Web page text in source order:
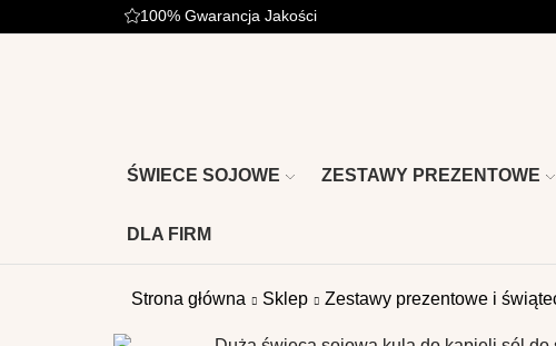
100% Gwarancja Jakości
ŚWIECE SOJOWE ZESTAWY PREZENTOWE
DLA FIRM
Strona główna Sklep Zestawy prezentowe i